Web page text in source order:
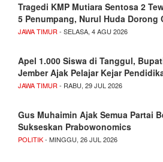
Tragedi KMP Mutiara Sentosa 2
5 Penumpang, Nurul Huda Dorong
JAWA TIMUR - SELASA, 4 AGU 2026
Apel 1.000 Siswa di Tanggul,
Jember Ajak Pelajar Kejar
JAWA TIMUR - RABU, 29 JUL 2026
Gus Muhaimin Ajak Semua Partai
Sukseskan Prabowonomics
POLITIK- MINGGU, 26 JUL 2026